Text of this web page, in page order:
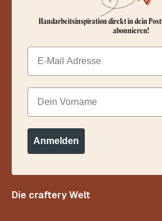
Die craftery Welt
Handarbeitsinspiration direkt in dein
abonnieren!
Email
Dein Vorname
Anmelden